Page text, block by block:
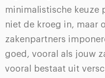
minimalistische keuze
niet de kroeg in, maar
zakenpartners
goed, vooral als jouw
vooral bestaat uit